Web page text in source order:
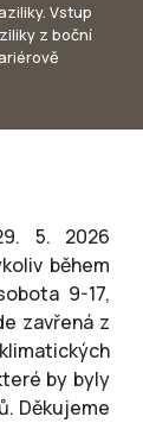
Vstup
z boční
5. 2026
během
9-17,
zavřená z
by byly
Děkujeme